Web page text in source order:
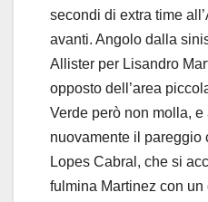
secondi di extra time
avanti. Angolo dalla
Allister per Lisandro
opposto dell’area
Verde però non molla, e
nuovamente il pareggio
Lopes Cabral, che si
fulmina Martinez con un